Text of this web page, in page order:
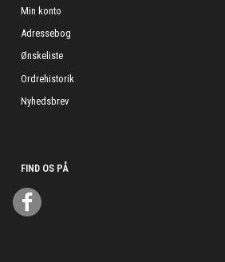
Min konto
Adressebog
Ønskeliste
Ordrehistorik
Nyhedsbrev
FIND OS PÅ